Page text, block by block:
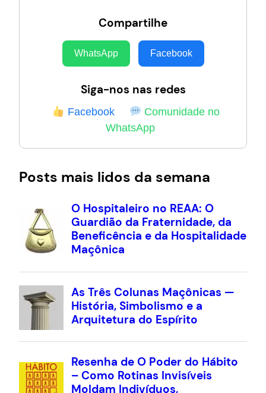
Compartilhe
WhatsApp Facebook
Siga-nos nas redes
Facebook
Comunidade no
WhatsApp
Posts mais lidos da semana